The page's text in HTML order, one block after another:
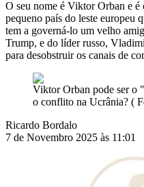
O seu nome é Viktor Orban e
pequeno país do leste europeu
tem a governá-lo um velho
Trump, e do líder russo,
para desobstruir os canais de
Viktor Orban pode ser o
o conflito na Ucrânia? (
Ricardo Bordalo
7 de Novembro 2025 às 11:01